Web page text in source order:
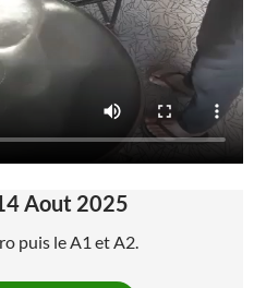
Aout 2025
puis le A1 et A2.